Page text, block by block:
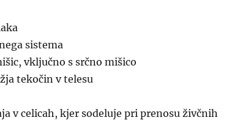
sistema
vključno s srčno mišico
tekočin v telesu
v celicah, kjer sodeluje pri prenosu živčnih